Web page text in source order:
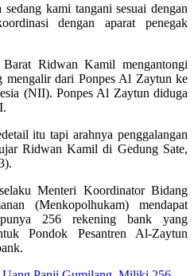
kami tangani sesuai dengan
dengan aparat penegak
Barat Ridwan Kamil mengantongi
mengalir dari Ponpes Al Zaytun ke
(NII). Ponpes Al Zaytun diduga
itu tapi arahnya penggalangan
Ridwan Kamil di Gedung Sate,
Menteri Koordinator Bidang
(Menkopolhukam) mendapat
256 rekening bank yang
Pondok Pesantren Al-Zaytun